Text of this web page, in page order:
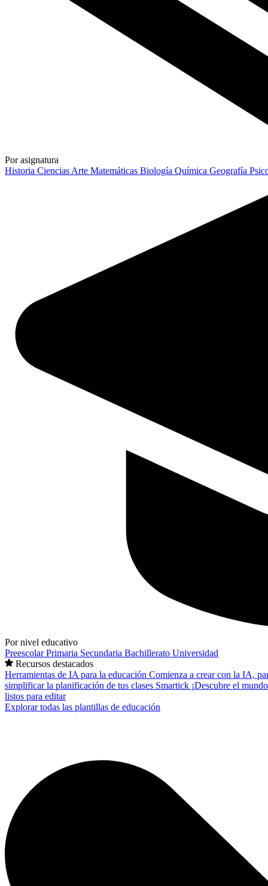
Por asignatura
Historia Ciencias Arte Matemáticas Biología Química Geografía
Por nivel educativo
PreescolarPrimaria Secundaria Bachillerato Universidad
Recursos destacados
Herramientas de IA para la educación Comienza a crear con la IA,
simplificar la planificación de tus clases Smartick ¡Descubre el
listos para editar
Explorar todas las plantillas de educación